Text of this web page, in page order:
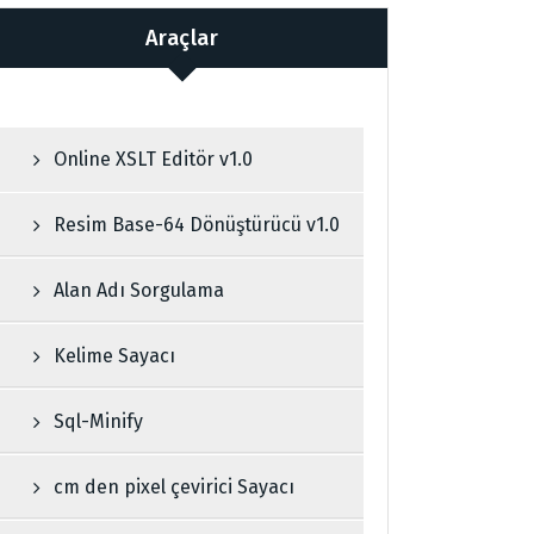
Araçlar
Online XSLT Editör v1.0
Resim Base-64 Dönüştürücü v1.0
Alan Adı Sorgulama
Kelime Sayacı
Sql-Minify
cm den pixel çevirici Sayacı